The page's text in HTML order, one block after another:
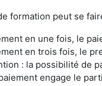
formation peut se
en une fois, le
en trois fois, le
: la possibilité de
engage le